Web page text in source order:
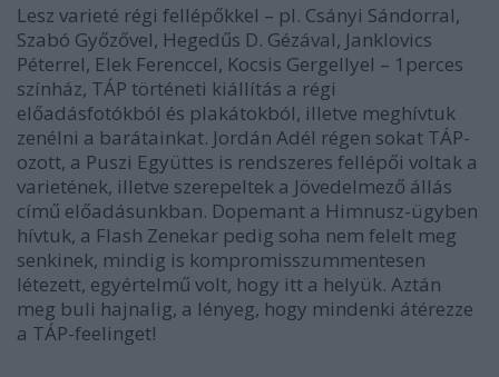
Lesz varieté régi fellépőkkel – pl. Csányi Sándorral,
Szabó Győzővel, Hegedűs D. Gézával, Janklovics
Péterrel, Elek Ferenccel, Kocsis Gergellyel – 1perces
színház, TÁP történeti kiállítás a régi
előadásfotókból és plakátokból, illetve meghívtuk
zenélni a barátainkat. Jordán Adél régen sokat TÁP-
ozott, a Puszi Együttes is rendszeres fellépői voltak a
varietének, illetve szerepeltek a Jövedelmező állás
című előadásunkban. Dopemant a Himnusz-ügyben
hívtuk, a Flash Zenekar pedig soha nem felelt meg
senkinek, mindig is kompromisszummentesen
létezett, egyértelmű volt, hogy itt a helyük. Aztán
meg buli hajnalig, a lényeg, hogy mindenki átérezze
a TÁP-feelinget!